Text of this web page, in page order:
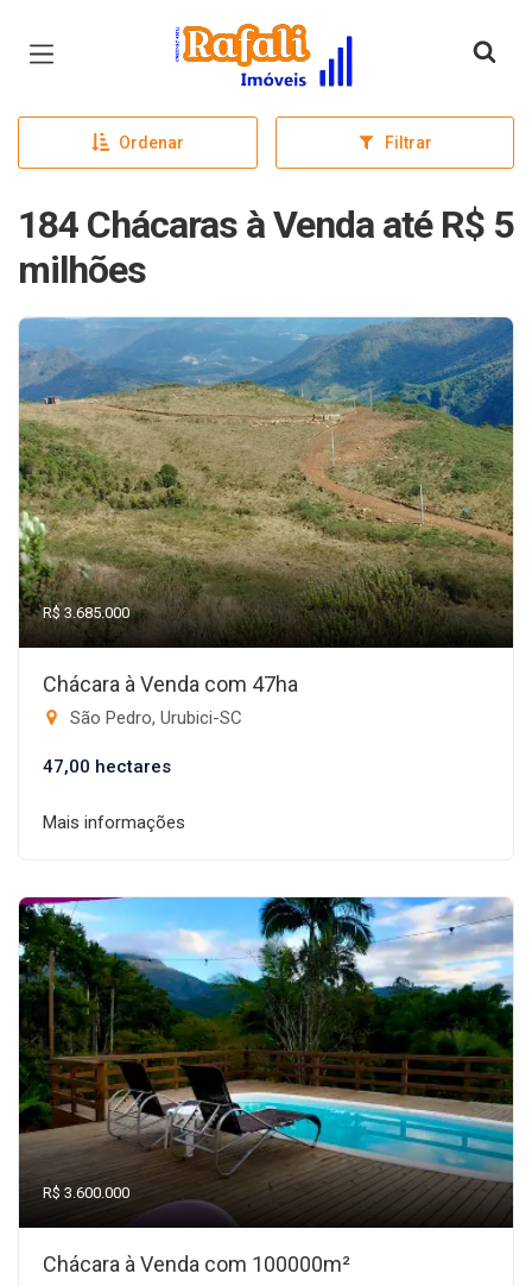
Página inicial
Ordenar Filtrar
184 Chácaras à Venda até R$ 5
milhões
R$ 3.685.000
Chácara à Venda com 47ha
São Pedro, Urubici-SC
47,00 hectares
Mais informações
R$ 3.600.000
Chácara à Venda com 100000m²